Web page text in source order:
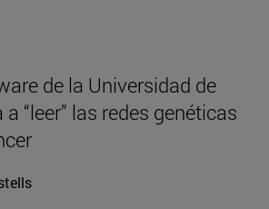
de la Universidad de
“leer” las redes genéticas